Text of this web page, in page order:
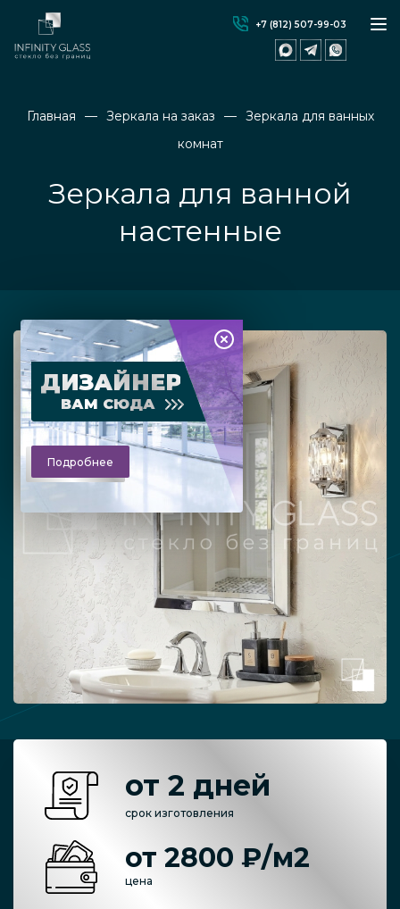
+7 (812) 507-99-03
Главная Зеркала на заказ
Зеркала для ванных
комнат
Зеркала для ванной
настенные
ДИЗАЙНЕР
ВАМ СЮДА
Подробнее
от 2 дней
срок изготовления
от 2800 ₽/м2
цена